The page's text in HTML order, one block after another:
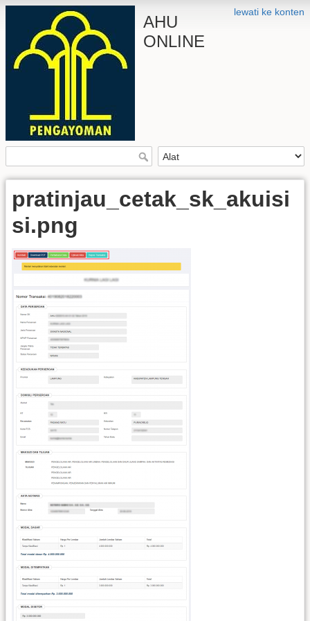
lewati ke konten
AHU
ONLINE
pratinjau_cetak_sk_akuisi
si.png